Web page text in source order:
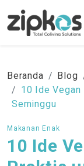
Beranda Blog
10 Ide
Seminggu
Makanan Enak
10 Ide